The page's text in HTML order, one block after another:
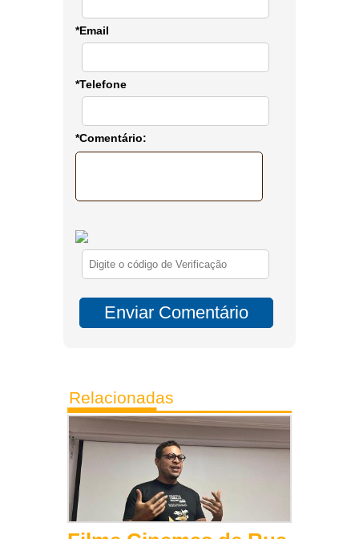
*Email
*Telefone
*Comentário:
Relacionadas